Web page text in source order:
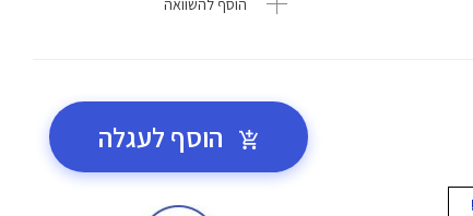
הוסף להשוואה
הוסף לעגלה